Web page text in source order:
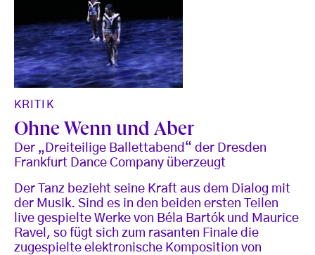
KRITIK
Ohne Wenn und Aber
Der „Dreiteilige Ballettabend“ der Dresden
Frankfurt Dance Company überzeugt
Der Tanz bezieht seine Kraft aus dem Dialog mit
der Musik. Sind es in den beiden ersten Teilen
live gespielte Werke von Béla Bartók und Maurice
Ravel, so fügt sich zum rasanten Finale die
zugespielte elektronische Komposition von